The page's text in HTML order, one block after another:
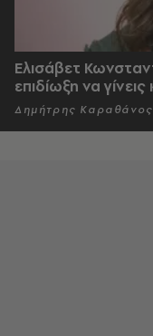
Ελισάβετ
επιδίωξη να
Δημήτρης Καραθάνος